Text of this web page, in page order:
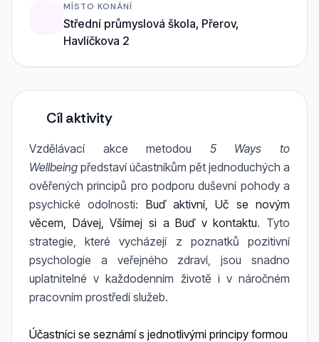
MÍSTO KONÁNÍ
Střední průmyslová škola, Přerov,
Havlíčkova 2
Cíl aktivity
Vzdělávací akce metodou 5 Ways to
Wellbeing představí účastníkům pět jednoduchých a
ověřených principů pro podporu duševní pohody a
psychické odolnosti: Buď aktivní, Uč se novým
věcem, Dávej, Všímej si a Buď v kontaktu. Tyto
strategie, které vycházejí z poznatků pozitivní
psychologie a veřejného zdraví, jsou snadno
uplatnitelné v každodenním životě i v náročném
pracovním prostředí služeb.
Účastníci se seznámí s jednotlivými principy formou